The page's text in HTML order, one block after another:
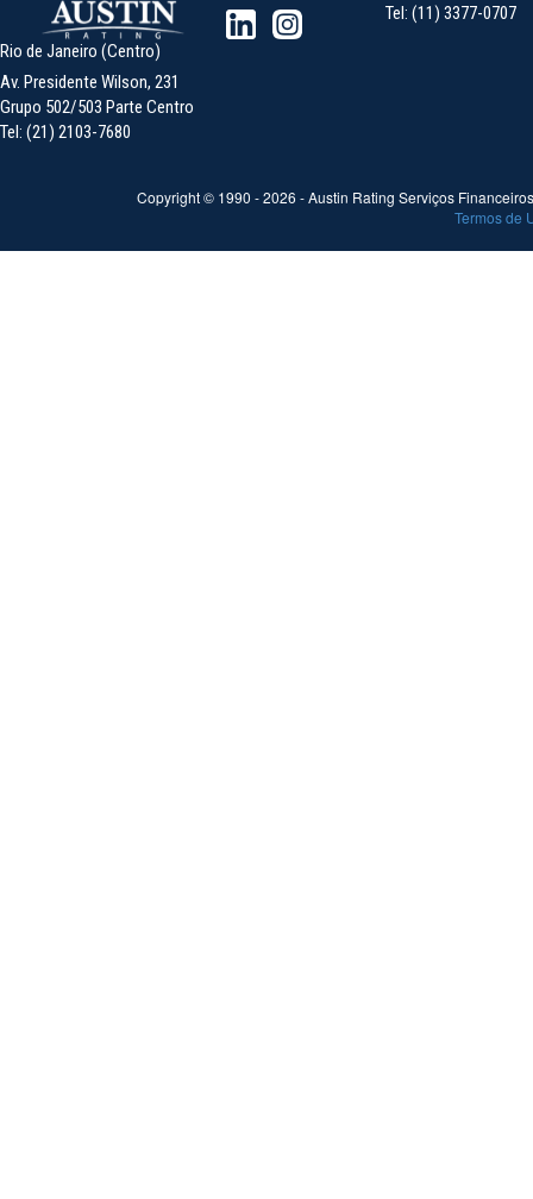
Tel: (11) 3377-0707
Rio de Janeiro (Centro)
Av. Presidente Wilson, 231
Grupo 502/503 Parte Centro
Tel: (21) 2103-7680
Copyright © 1990 -2026 - Austin Rating Serviços
Termos de